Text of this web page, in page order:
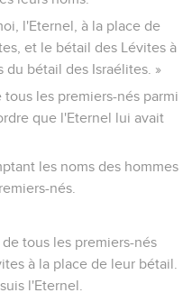
l'Eternel, à la place de
et le bétail des Lévites à
du bétail des Israélites. »
les premiers-nés parmi
que l'Eternel lui avait
les noms des hommes
nés.
tous les premiers-nés
à la place de leur bétail.
l'Eternel.